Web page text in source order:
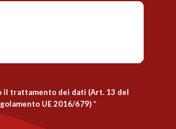
il trattamento dei dati (Art. 13 del
UE 2016/679)*